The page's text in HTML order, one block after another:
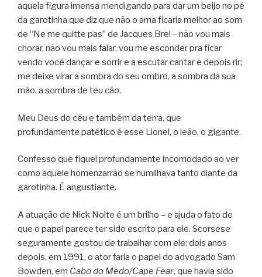
aquela figura imensa mendigando para dar um beijo no pé
da garotinha que diz que não o ama ficaria melhor ao som
de “Ne me quitte pas” de Jacques Brel – não vou mais
chorar, não vou mais falar, vou me esconder pra ficar
vendo você dançar e sorrir e a escutar cantar e depois rir;
me deixe virar a sombra do seu ombro, a sombra da sua
mão, a sombra de teu cão.
Meu Deus do céu e também da terra, que
profundamente patético é esse Lionel, o leão, o gigante.
Confesso que fiquei profundamente incomodado ao ver
como aquele homenzarrão se humilhava tanto diante da
garotinha. É angustiante.
A atuação de Nick Nolte é um brilho – e ajuda o fato de
que o papel parece ter sido escrito para ele. Scorsese
seguramente gostou de trabalhar com ele: dois anos
depois, em 1991, o ator faria o papel do advogado Sam
Bowden, em Cabo do Medo/Cape Fear, que havia sido